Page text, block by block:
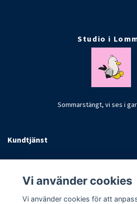
Studio i
Sommarstängt, vi ses i
Kundtjänst
Vi använder cookies
Vi använder cookies för att